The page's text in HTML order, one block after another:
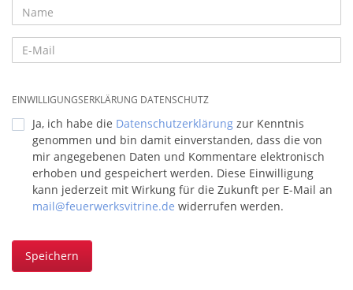
EINWILLIGUNGSERKLÄRUNG DATENSCHUTZ
Ja, ich habe die Datenschutzerklärung zur Kenntnis
genommen und bin damit einverstanden, dass die von
mir angegebenen Daten und Kommentare elektronisch
erhoben und gespeichert werden. Diese Einwilligung
kann jederzeit mit Wirkung für die Zukunft per E-Mail an
mail@feuerwerksvitrine.de widerrufen werden.
Speichern